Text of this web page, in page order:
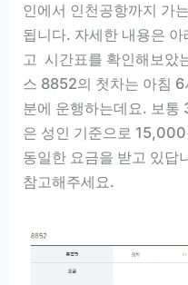
인에서 인천공항까지 가
됩니다. 자세한 내용은
고 시간표를 확인해보았
스 8852의 첫차는 아침
분에 운행하는데요. 보통
은 성인 기준으로
동일한 요금을 받고 있답
참고해주세요.